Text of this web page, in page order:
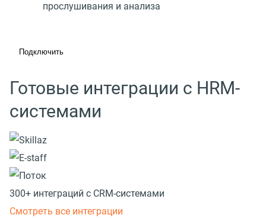
прослушивания и анализа
Подключить
Готовые интеграции с HRM-
системами
300+ интеграций с CRM-системами
Смотреть все интеграции